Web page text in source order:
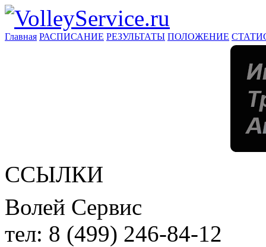
Главная РАСПИСАНИЕ РЕЗУЛЬТАТЫ ПОЛОЖЕНИЕ
ССЫЛКИ
Волей Сервис
тел: 8 (499) 246-84-12